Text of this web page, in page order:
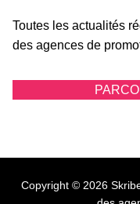
Toutes les actualités
des agences de
Copyright © 2026